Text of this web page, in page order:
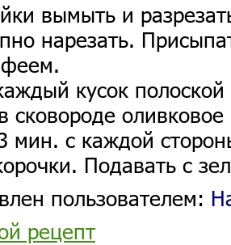
вымыть и
нарезать.
кусок
сковороде
мин. с каждой
Подавать с
пользователем:
рецепт